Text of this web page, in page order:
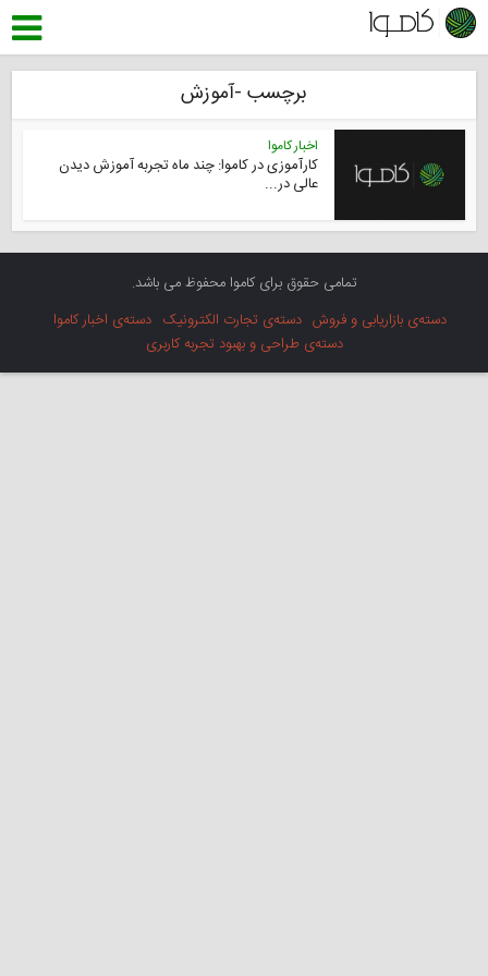
برچسب -آموزش
اخبار کاموا
کارآموزی در کاموا: چند ماه تجربه آموزش دیدن
عالی در...
تمامی حقوق برای کاموا محفوظ می باشد.
دسته‌ی بازاریابی و فروش دسته‌ی تجارت الکترونیک دسته‌ی اخبار کاموا
دسته‌ی طراحی و بهبود تجربه کاربری